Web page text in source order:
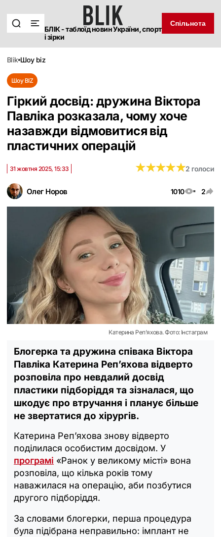
БЛІК - таблоїд новин України, спорт
і зірки
Спільнота
blik шоу biz
Шоу BIZ
Гіркий досвід: дружина Віктора
Павліка розказала, чому хоче
назавжди відмовитися від
пластичних операцій
Олег Норов 1010 2
31 жовтня 2025, 15:33 ★★★★★
★★★★★2 голоси
Катерина Реп’яхова. Фото: Інстаграм
Блогерка та дружина співака Віктора
Павліка Катерина Реп’яхова відверто
розповіла про невдалий досвід
пластики підборіддя та зізналася, що
шкодує про втручання і планує більше
не звертатися до хірургів.
Катерина Реп’яхова знову відверто
поділилася особистим досвідом. У
програмі «Ранок у великому місті» вона
розповіла, що кілька років тому
наважилася на операцію, аби позбутися
другого підборіддя.
За словами блогерки, перша процедура
була підібрана неправильно: імплант не